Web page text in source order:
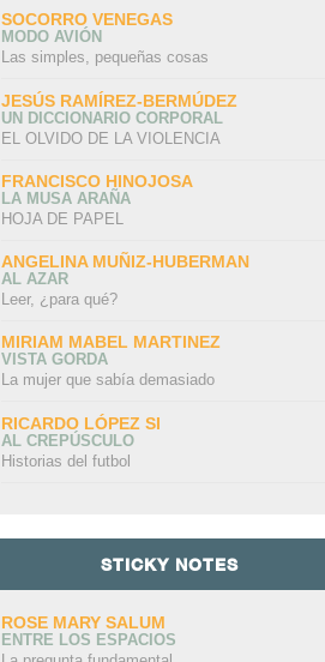
SOCORRO VENEGAS
MODO AVIÓN
Las simples, pequeñas cosas
JESÚS RAMÍREZ-BERMÚDEZ
UN DICCIONARIO CORPORAL
EL OLVIDO DE LA VIOLENCIA
FRANCISCO HINOJOSA
LA MUSA ARAÑA
HOJA DE PAPEL
ANGELINA MUÑIZ-HUBERMAN
AL AZAR
Leer, ¿para qué?
MIRIAM MABEL MARTINEZ
VISTA GORDA
La mujer que sabía demasiado
RICARDO LÓPEZ SI
AL CREPÚSCULO
Historias del futbol
STICKY NOTES
ROSE MARY SALUM
ENTRE LOS ESPACIOS